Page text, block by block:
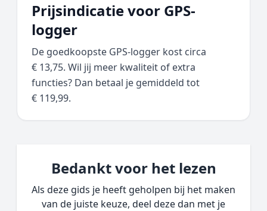
Prijsindicatie voor GPS-
logger
De goedkoopste GPS-logger kost circa
€ 13,75. Wil jij meer kwaliteit of extra
functies? Dan betaal je gemiddeld tot
€ 119,99.
Bedankt voor het lezen
Als deze gids je heeft geholpen bij het maken
van de juiste keuze, deel deze dan met je